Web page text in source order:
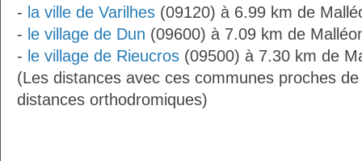
- la ville de Varilhes (09120) à 6.99 km de
- le village de Dun (09600) à 7.09 km de
- le village de Rieucros (09500) à 7.30 km de
(Les distances avec ces communes proches
distances orthodromiques)